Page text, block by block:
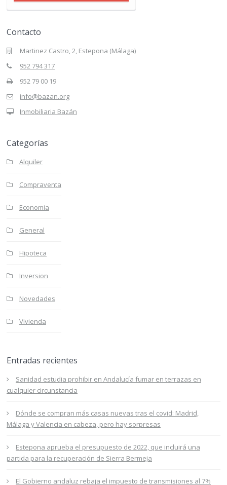
Contacto
Martinez Castro, 2, Estepona (Málaga)
952 794 317
952 79 00 19
info@bazan.org
Inmobiliaria Bazán
Categorías
Alquiler
Compraventa
Economia
General
Hipoteca
Inversion
Novedades
Vivienda
Entradas recientes
Sanidad estudia prohibir en Andalucía fumar en terrazas en
cualquier circunstancia
Dónde se compran más casas nuevas tras el covid: Madrid,
Málaga y Valencia en cabeza, pero hay sorpresas
Estepona aprueba el presupuesto de 2022, que incluirá una
partida para la recuperación de Sierra Bermeja
El Gobierno andaluz rebaja el impuesto de transmisiones al 7%